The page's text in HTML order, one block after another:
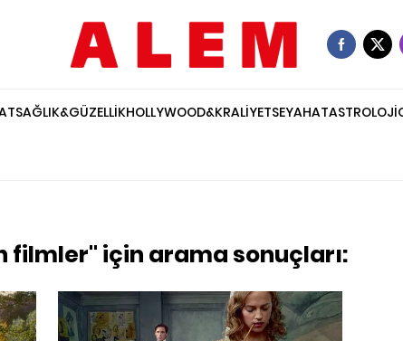
SAĞLIK&GÜZELLİKHOLLYWOOD&KRALİYETSEYAHATASTROLOJİ
filmler" için arama sonuçları: